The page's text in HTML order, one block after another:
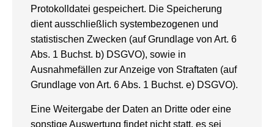
Protokolldatei gespeichert. Die Speicherung
dient ausschließlich systembezogenen und
statistischen Zwecken (auf Grundlage von Art. 6
Abs. 1 Buchst. b) DSGVO), sowie in
Ausnahmefällen zur Anzeige von Straftaten (auf
Grundlage von Art. 6 Abs. 1 Buchst. e) DSGVO).
Eine Weitergabe der Daten an Dritte oder eine
sonstige Auswertung findet nicht statt, es sei